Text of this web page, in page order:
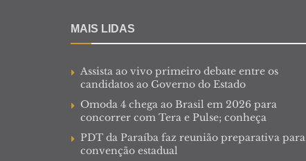
MAIS LIDAS
Assista ao vivo primeiro debate entre os
candidatos ao Governo do Estado
Omoda 4 chega ao Brasil em 2026 para
concorrer com Tera e Pulse; conheça
PDT da Paraíba faz reunião preparativa para
convenção estadual